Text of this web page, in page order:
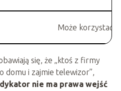
Może korzystać z
się, że „ktoś z firmy
domu i zajmie telewizor”,
nie ma prawa wejść